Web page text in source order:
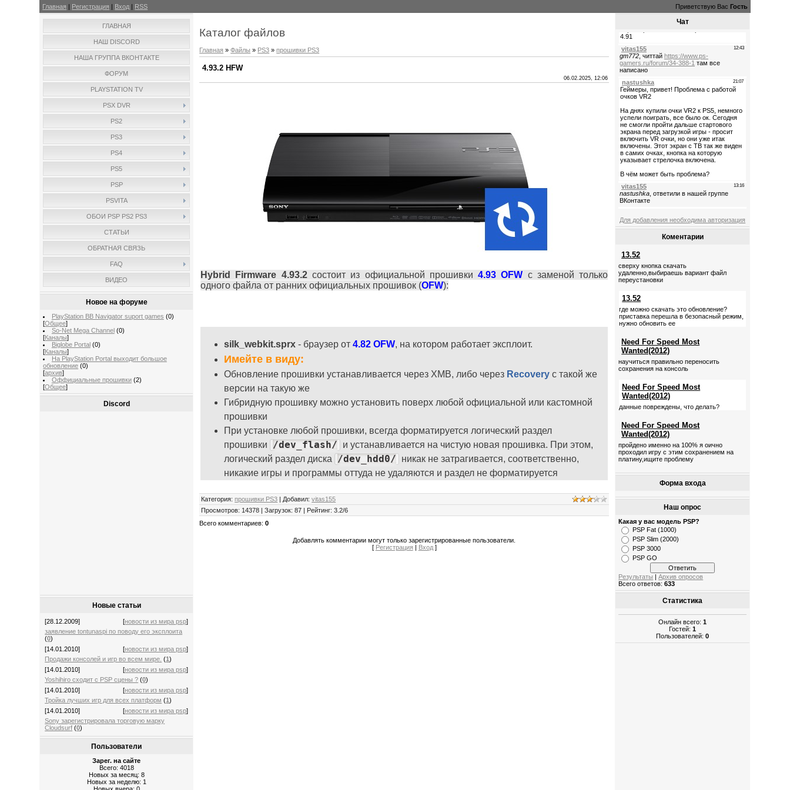
Главная | Регистрация | Вход | RSS Приветствую Вас Гость
ГЛАВНАЯ
НАШ DISCORD
НАША ГРУППА ВКОНТАКТЕ
ФОРУМ
PLAYSTATION TV
PSX DVR
PS2
PS3
PS4
PS5
PSP
PSVITA
ОБОИ PSP PS2 PS3
СТАТЬИ
ОБРАТНАЯ СВЯЗЬ
FAQ
ВИДЕО
Новое на форуме
PlayStation BB Navigator suport games (0)
[Общее]
So-Net Mega Channel (0)
[Каналы]
Biglobe Portal (0)
[Каналы]
На PlayStation Portal выходит большое
обновление (0)
[архив]
Оффициальные прошивки (2)
[Общее]
Discord
Новые статьи
[28.12.2009] [новости из мира psp]
заявление tontunaspi по поводу его эксплоита
(0)
[14.01.2010]
[новости из мира psp]
Продажи консолей и игр во всем мире. (1)
[14.01.2010]
[новости из мира psp]
Yoshihiro сходит с PSP сцены ? (0)
[14.01.2010]
[новости из мира psp]
Тройка лучших игр для всех платформ (1)
[14.01.2010]
[новости из мира psp]
Sony зарегистрировала торговую марку
Cloudsurf (0)
Пользователи
Зарег. на сайте
Всего: 4018
Новых за месяц: 8
Новых за неделю: 1
Каталог файлов
Главная »Файлы » PS3 »прошивки PS3
4.93.2 HFW
06.02.2025, 12:06
Hybrid Firmware 4.93.2состоит из официальной прошивки 4.93 OFW с заменой только
одного файла от ранних официальных прошивок (OFW):
silk_webkit.sprx - браузер от4.82 OFW, на котором работает эксплоит.
Имейте в виду:
Обновление прошивки устанавливается через XMB, либо через Recovery с такой же
версии на такую же
Гибридную прошивку можно установить поверх любой официальной или кастомной
прошивки
При установке любой прошивки, всегда форматируется логический раздел
прошивки
/dev_flash/
и устанавливается на чистую новая прошивка. При этом,
логический раздел диска
/dev_hdd0/
никак не затрагивается, соответственно,
никакие игры и программы оттуда не удаляются и раздел не форматируется
Категория: прошивки PS3 | Добавил: vitas155
Просмотров: 14378 |Загрузок: 87 | Рейтинг: 3.2/6
Всего комментариев:0
Добавлять комментарии могут только зарегистрированные пользователи.
[ Регистрация | Вход]
Чат
Для добавления необходима авторизация
Коментарии
13.52
сверху кнопка скачать
удаленно,выбираешь вариант файл
переустановки
13.52
где можно скачать это обновление?
приставка перешла в безопасный режим,
нужно обновить ее
Need For Speed Most
Wanted(2012)
научиться правильно переносить
сохранения на консоль
Need For Speed Most
Wanted(2012)
данные повреждены, что делать?
Need For Speed Most
Wanted(2012)
пройдено именно на 100% я оично
проходил игру с этим сохранением на
платину,ищите проблему
Форма входа
Наш опрос
Какая у вас модель PSP?
PSP Fat (1000)
PSP Slim (2000)
PSP 3000
PSP GO
Результаты |Архив опросов
Всего ответов:633
Статистика
Онлайн всего:1
Гостей:1
Пользователей:0